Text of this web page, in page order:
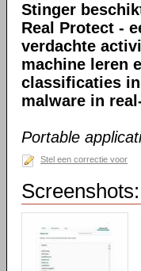
Stinger
Real Protect -
verdachte
machine leren
classificaties
malware in
Portable
Stel een correctie voor
Screenshots: